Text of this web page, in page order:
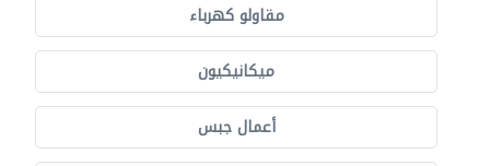
مقاولو كهرباء
ميكانيكيون
أعمال جبس